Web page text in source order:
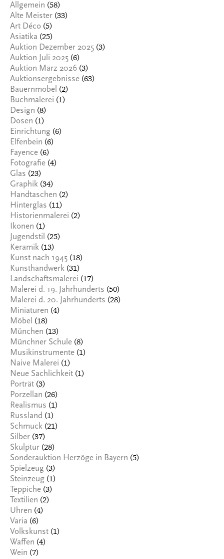
Allgemein (58)
Alte Meister (33)
Art Déco (5)
Asiatika (25)
Auktion Dezember 2025 (3)
Auktion Juli 2025 (6)
Auktion März 2026 (3)
Auktionsergebnisse (63)
Bauernmöbel (2)
Buchmalerei (1)
Design (8)
Dosen (1)
Einrichtung (6)
Elfenbein (6)
Fayence (6)
Fotografie (4)
Glas (23)
Graphik (34)
Handtaschen (2)
Hinterglas (11)
Historienmalerei (2)
Ikonen (1)
Jugendstil (25)
Keramik (13)
Kunst nach 1945 (18)
Kunsthandwerk (31)
Landschaftsmalerei (17)
Malerei d. 19. Jahrhunderts (50)
Malerei d. 20. Jahrhunderts (28)
Miniaturen (4)
Möbel (18)
München (13)
Münchner Schule (8)
Musikinstrumente (1)
Naive Malerei (1)
Neue Sachlichkeit (1)
Porträt (3)
Porzellan (26)
Realismus (1)
Russland (1)
Schmuck (21)
Silber (37)
Skulptur (28)
Sonderauktion Herzöge in Bayern (5)
Spielzeug (3)
Steinzeug (1)
Teppiche (3)
Textilien (2)
Uhren (4)
Varia (6)
Volkskunst (1)
Waffen (4)
Wein (7)